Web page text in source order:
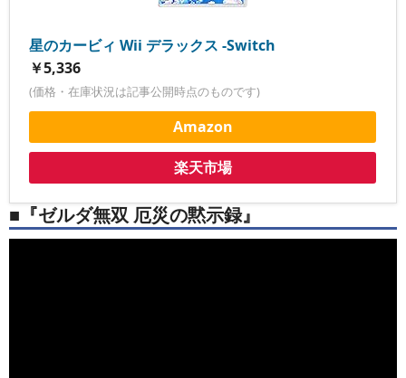
星のカービィ Wii デラックス -Switch
￥5,336
(価格・在庫状況は記事公開時点のものです)
Amazon
楽天市場
■『ゼルダ無双 厄災の黙示録』